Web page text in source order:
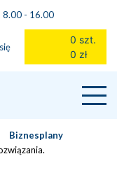
8.00 - 16.00
0 szt.
0 zł
Biznesplany